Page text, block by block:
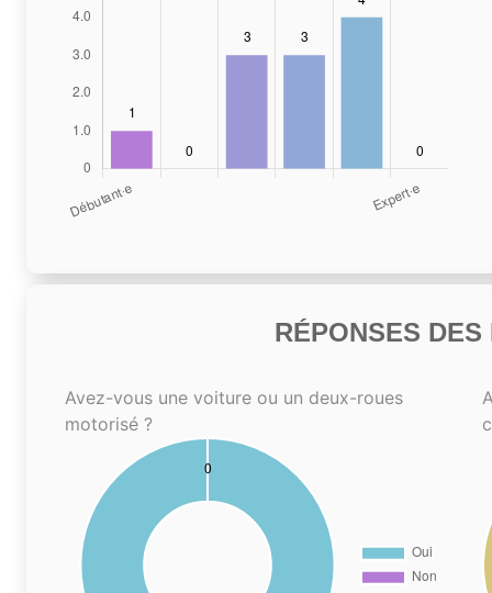
RÉPONSES
Avez-vous une voiture ou un deux-roues
motorisé ?